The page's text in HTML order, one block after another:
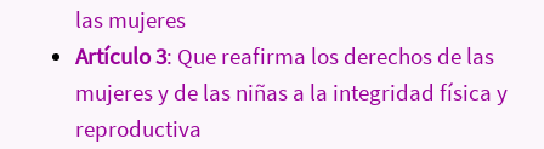
las mujeres
Artículo 3: Que reafirma los derechos de las
mujeres y de las niñas a la integridad física y
reproductiva